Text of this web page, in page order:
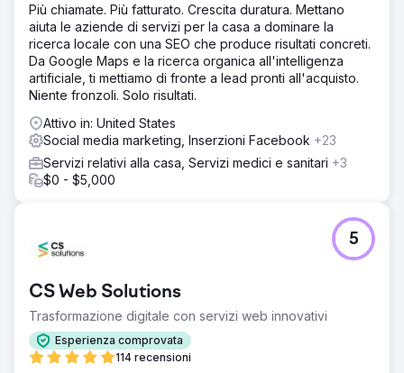
parole chiave. L'obiettivo era aumentare la visibilità di Lux
Air nei risultati di ricerca e rafforzare il coinvolgimento
all'interno della loro community.
Risultato
Nel giro di 4 mesi, la quota di mercato di Lux Air è
organico è cresciuto del 300% e i lead mensili sono
aumentati del 483%. Questi risultati hanno posizionato Lux
Air come l'azienda numero 1 nell'installazione di
condizionatori d'aria nella zona di Bayside a Brisbane.
Più chiamate. Più fatturato. Crescita duratura. Mettano
aiuta le aziende di servizi per la casa a dominare la
ricerca locale con una SEO che produce risultati concreti.
Da Google Maps e la ricerca organica all'intelligenza
artificiale, ti mettiamo di fronte a lead pronti all'acquisto.
Niente fronzoli. Solo risultati.
Attivo in: United States
Social media marketing, Inserzioni Facebook +23
Servizi relativi alla casa, Servizi medici e sanitari +3
$0 - $5,000
CS Web Solutions
Trasformazione digitale con servizi web innovativi
Esperienza comprovata
114 recensioni
5